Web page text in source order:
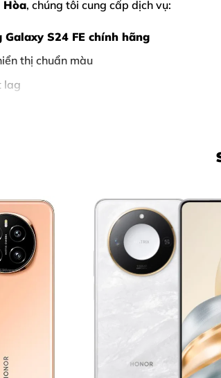
Hòa, chúng tôi cung cấp dịch vụ:
S24 FEchính hãng
thị chuẩn màu
lag
Samsung Galaxy S24 FE
Galaxy S24 FE Tại Thùy Trang Mobile?
Galaxy S24 FE
Galaxy S24 FE – 5 Bước Chuyên Nghiệp
Tư Vấn Ban Đầu
& Chuẩn Đoán Chi Tiết
Báo Giá Chính Thức
Galaxy S24 FE
Tại Thùy Trang Mobile